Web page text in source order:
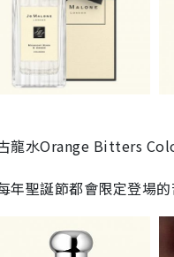
龍水Orange Bitters
年聖誕節都會限定登場